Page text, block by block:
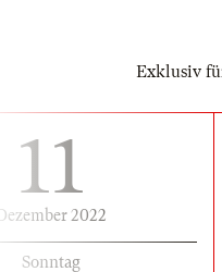
Exklusiv
11
Dezember 2022
Sonntag